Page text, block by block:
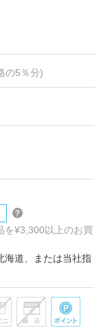
の5％分)
を¥3,300以上のお買
道、または当社指